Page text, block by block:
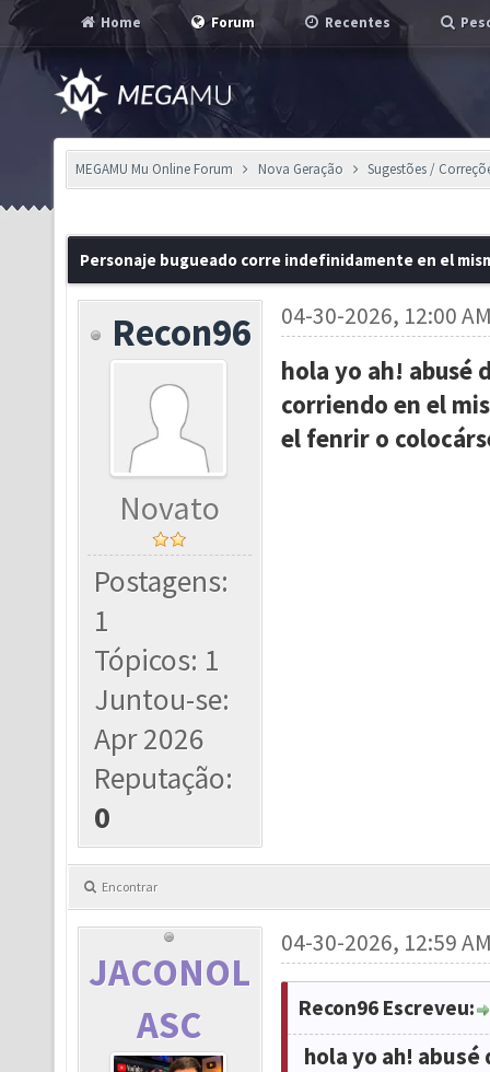
Home Forum Recentes
MEGAMU Mu Online Forum Nova Geração Sugestões /
Personaje bugueado corre indefinidamente en el
Recon96
Novato
Postagens:
1
Tópicos: 1
Juntou-se:
Apr 2026
Reputação:
0
04-30-2026, 12:00
hola yo ah! abusé
corriendo en el
el fenrir o
Encontrar
JACONOL
ASC
04-30-2026, 12:59
Recon96 Escreveu:
hola yo ah!